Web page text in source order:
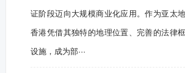
证阶段迈向大规模商业化应用。作为亚太
香港凭借其独特的地理位置、完善的法律
设施，成为部···